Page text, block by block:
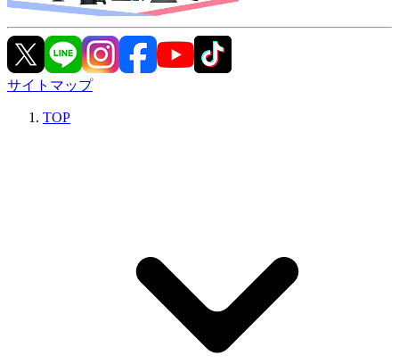
サイトマップ
TOP